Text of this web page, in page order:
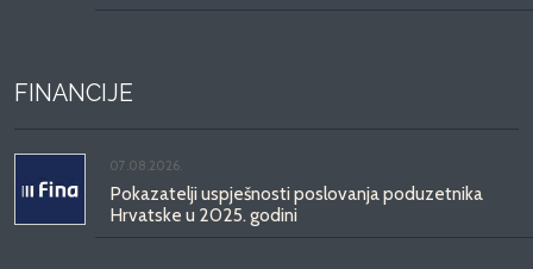
FINANCIJE
07.08.2026.
Pokazatelji uspješnosti poslovanja poduzetnika
Hrvatske u 2025. godini